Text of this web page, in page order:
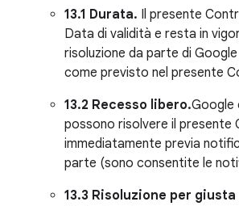
13.1 Durata. Il presente
Data di validità e resta in
risoluzione da parte di
come previsto nel presente
13.2 Recesso libero.Google
possono risolvere il presente
immediatamente previa
parte (sono consentite le
13.3 Risoluzione per